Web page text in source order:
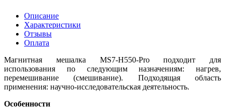
Описание
Характеристики
Отзывы
Оплата
Магнитная мешалка MS7-H550-Pro подходит для
использования по следующим назначениям: нагрев,
перемешивание (смешивание). Подходящая область
применения: научно-исследовательская деятельность.
Особенности